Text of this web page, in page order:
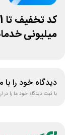
کد تخفیف تا 1
میلیونی
دیدگاه خود را با
با ثبت دیدگاه خود ما را در